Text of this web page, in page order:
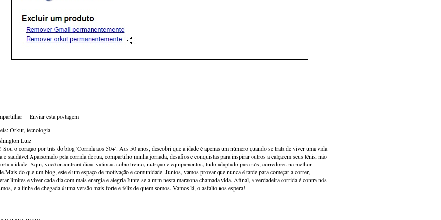
Enviar esta postagem
Orkut tecnologia
Luiz
Sou o coração por trás do blog 'Corrida aos 50+'. Aos 50 anos, descobri que a idade é apenas um número quando se trata de viver uma vida
e saudável.Apaixonado pela corrida de rua, compartilho minha jornada, desafios e conquistas para inspirar outros a calçarem seus tênis, não
a idade. Aqui, você encontrará dicas valiosas sobre treino, nutrição e equipamentos, tudo adaptado para nós, corredores na melhor
do que um blog, este é um espaço de motivação e comunidade. Juntos, vamos provar que nunca é tarde para começar a correr,
limites e viver cada dia com mais energia e alegria.Junte-se a mim nesta maratona chamada vida. Afinal, a verdadeira corrida é contra nós
e a linha de chegada é uma versão mais forte e feliz de quem somos. Vamos lá, o asfalto nos espera!